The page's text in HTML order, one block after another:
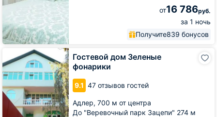
от16 786руб.
за 1 ночь
Получите839 бонусов
Гостевой дом Зеленые
фонарики
9.1 47 отзывов гостей
Адлер, 700 м от центра
До "Веревочный парк Зацепи" 274 м
Гостевой
дом
Зеленые
фонарики